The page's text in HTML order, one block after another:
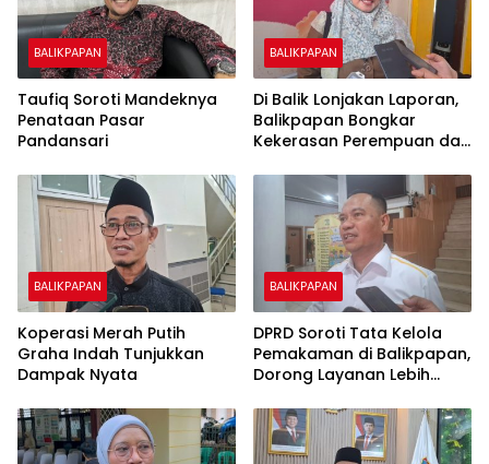
BALIKPAPAN
Taufiq Soroti Mandeknya
Penataan Pasar
Pandansari
BALIKPAPAN
Di Balik Lonjakan Laporan,
Balikpapan Bongkar
Kekerasan Perempuan dan
BALIKPAPAN
Koperasi Merah Putih
Graha Indah Tunjukkan
Dampak Nyata
BALIKPAPAN
DPRD Soroti Tata Kelola
Pemakaman di Balikpapan,
Dorong Layanan Lebih
Biaya Warga